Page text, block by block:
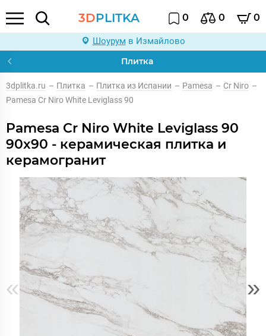
3DPLITKA 0 0 0
Шоурум в Измайлово
Плитка
3dplitka.ru – Плитка – Плитка из Испании – Pamesa – Cr Niro –
Pamesa Cr Niro White Leviglass 90
Pamesa Cr Niro White Leviglass 90
90x90 - керамическая плитка и
керамогранит
« »